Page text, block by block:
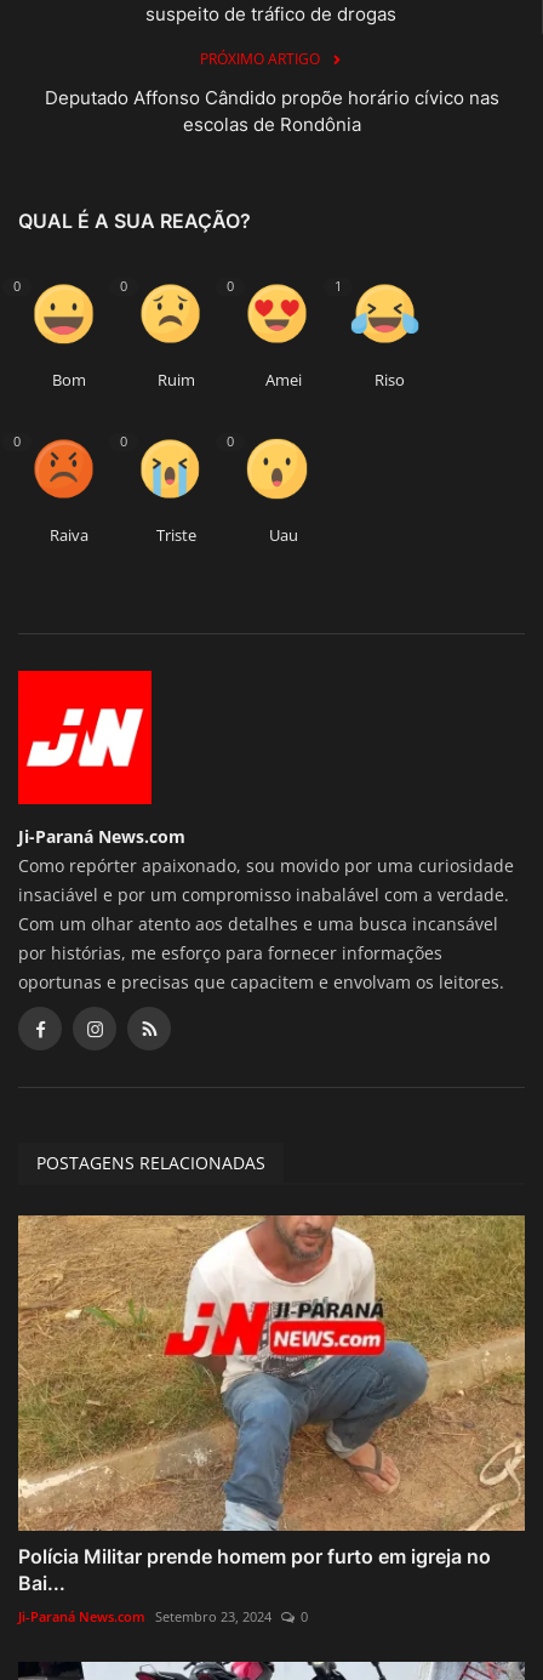
suspeito de tráfico de drogas
PRÓXIMO ARTIGO
Deputado Affonso Cândido propõe horário cívico nas
escolas de Rondônia
QUAL É A SUA REAÇÃO?
0
Bom
0
Ruim
0
Amei
1
Riso
0
Raiva
0
Triste
0
Uau
Ji-Paraná News.com
Como repórter apaixonado, sou movido por uma curiosidade
insaciável e por um compromisso inabalável com a verdade.
Com um olhar atento aos detalhes e uma busca incansável
por histórias, me esforço para fornecer informações
oportunas e precisas que capacitem e envolvam os leitores.
POSTAGENS RELACIONADAS
Polícia Militar prende homem por furto em igreja no
Bai...
Ji-Paraná News.com Setembro 23, 2024 0